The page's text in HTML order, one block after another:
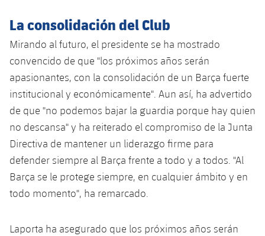
Resultados
Clasificaciones
Fotos
Voleibol femenino
Carnet de las Secciones Amateurs
League of Legends
VALORANT Rising
VALORANT Game Changers
eFootball
La consolidación del Club
Mirando al futuro, el presidente se ha mostrado
convencido de que "los próximos años serán
apasionantes, con la consolidación de un Barça fuerte
institucional y económicamente". Aun así, ha advertido
de que "no podemos bajar la guardia porque hay quien
no descansa" y ha reiterado el compromiso de la Junta
Directiva de mantener un liderazgo firme para
defender siempre al Barça frente a todo y a todos. "Al
Barça se le protege siempre, en cualquier ámbito y en
todo momento", ha remarcado.
Laporta ha asegurado que los próximos años serán